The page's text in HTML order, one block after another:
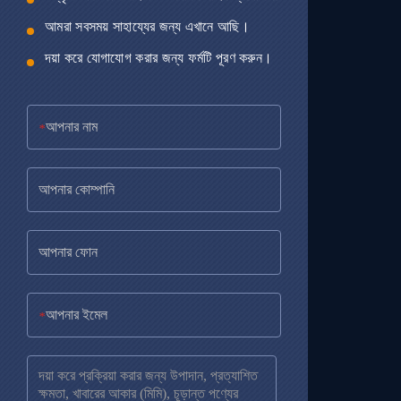
আমরা সবসময় সাহায্যের জন্য এখানে আছি।
দয়া করে যোগাযোগ করার জন্য ফর্মটি পূরণ করুন।
*
*